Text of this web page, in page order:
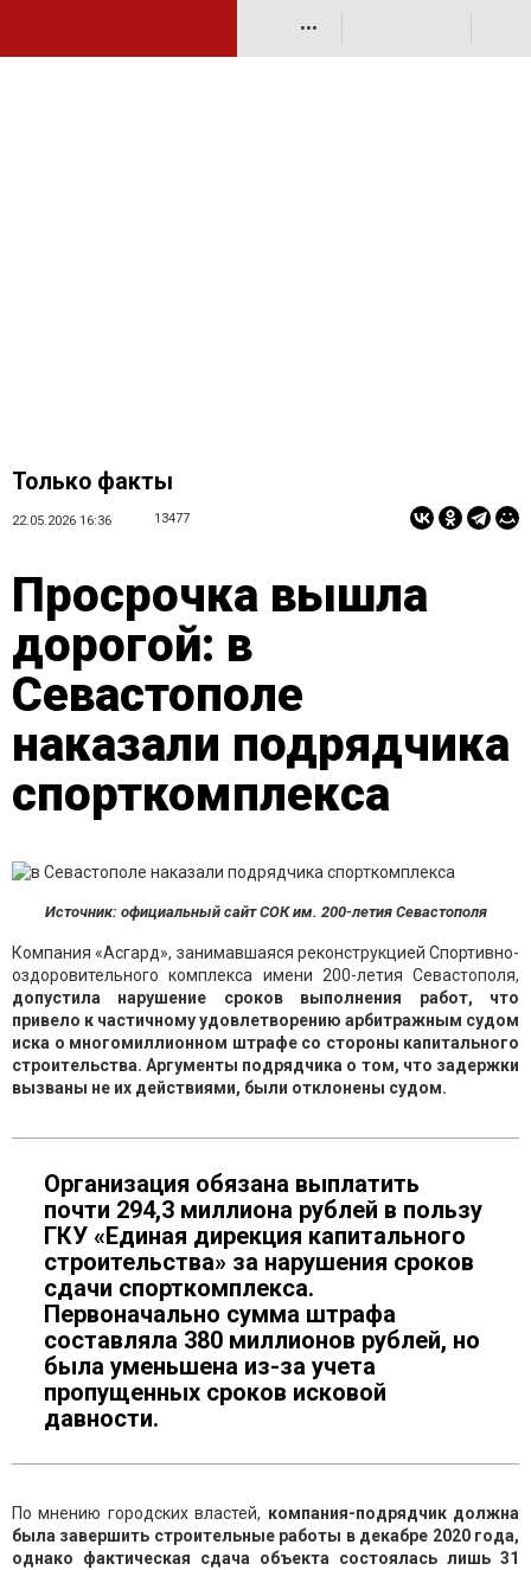
•••
Только факты
22.05.2026 16:36 13477
Просрочка вышла
дорогой: в
Севастополе
наказали подрядчика
спорткомплекса
Источник: официальный сайт СОК им. 200-летия Севастополя
Компания «Асгард», занимавшаяся реконструкцией Спортивно-
оздоровительного комплекса имени 200-летия Севастополя,
допустила нарушение сроков выполнения работ, что
привело к частичному удовлетворению арбитражным судом
иска о многомиллионном штрафе со стороны капитального
строительства. Аргументы подрядчика о том, что задержки
вызваны не их действиями, были отклонены судом.
Организация обязана выплатить
почти 294,3 миллиона рублей в пользу
ГКУ «Единая дирекция капитального
строительства» за нарушения сроков
сдачи спорткомплекса.
Первоначально сумма штрафа
составляла 380 миллионов рублей, но
была уменьшена из-за учета
пропущенных сроков исковой
давности.
По мнению городских властей, компания-подрядчик должна
была завершить строительные работы в декабре 2020 года,
однако фактическая сдача объекта состоялась лишь 31